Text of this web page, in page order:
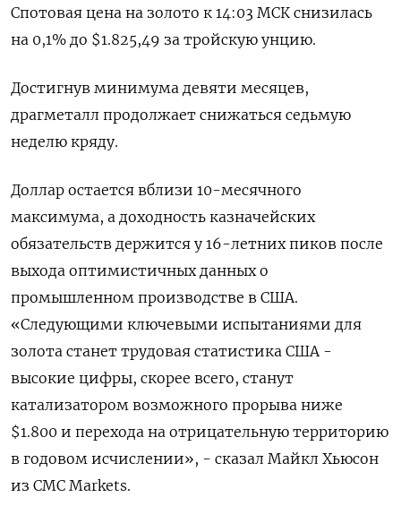
Спотовая цена на золото к 14:03 МСК снизилась
на 0,1% до $1.825,49​ за тройскую унцию.
Достигнув минимума девяти месяцев,
драгметалл продолжает снижаться седьмую
неделю кряду.
Доллар остается вблизи 10-месячного
максимума, а доходность казначейских
обязательств держится у 16-летних пиков после
выхода оптимистичных данных о
промышленном производстве в США.
«Следующими ключевыми испытаниями для
золота станет трудовая статистика США -
высокие цифры, скорее всего, станут
катализатором возможного прорыва ниже
$1.800 и перехода на отрицательную территорию
в годовом исчислении», - сказал Майкл Хьюсон
из CMC Markets.